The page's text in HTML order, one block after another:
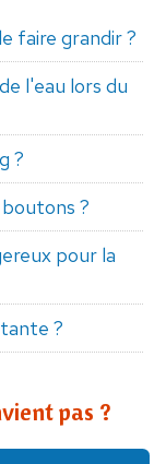
faire grandir ?
l'eau lors du
?
?
pour la
?
pas ?